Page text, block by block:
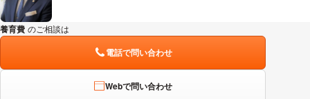
養育費 のご相談は
電話で問い合わせ
Webで問い合わせ